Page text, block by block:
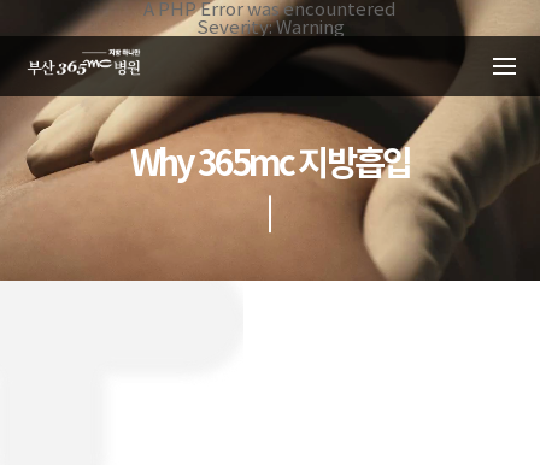
A PHP Error was encountered
Severity: Warning
Message: Invalid argument supplied for foreach()
Filename: _inc/header_body.php
Line Number: 34
Backtrace:
File:
/home/suction/public_html/application/views/mobile/
Line: 34
Function: _error_handler
File:
/home/suction/public_html/application/views/mobile/
/home/suction/public_html/application/core/
본문 바로가기
Why 365mc 지방흡입